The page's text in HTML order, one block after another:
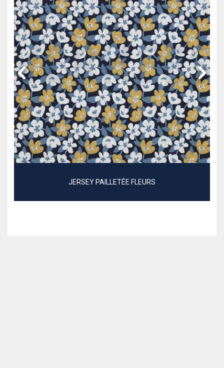
JERSEY PAILLETÉE FLEURS